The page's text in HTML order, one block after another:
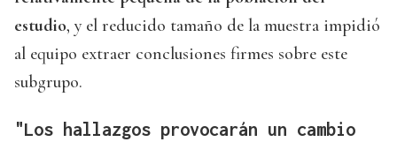
estudio, y el reducido tamaño de la muestra impidió
al equipo extraer conclusiones firmes sobre este
subgrupo.
"Los hallazgos provocarán un cambio